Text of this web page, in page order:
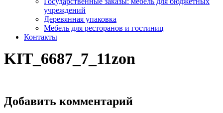
учреждений
Деревянная упаковка
Мебель для ресторанов и гостиниц
Контакты
KIT_6687_7_11zon
Добавить комментарий